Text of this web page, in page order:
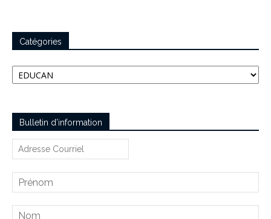
Catégories
Catégories
Bulletin d’information